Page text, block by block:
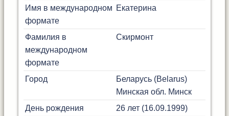
Имя в международном
формате
Екатерина
Фамилия в
международном
формате
Скирмонт
Город
Беларусь (Belarus)
Минская обл. Минск
День рождения
26 лет (16.09.1999)